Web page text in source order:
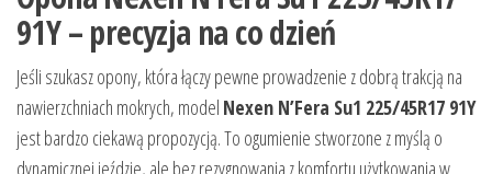
91Y – precyzja na co dzień
Jeśli szukasz opony, która łączy pewne prowadzenie z dobrą trakcją na
nawierzchniach mokrych, model Nexen N’Fera Su1 225/45R17 91Y
jest bardzo ciekawą propozycją. To ogumienie stworzone z myślą o
dynamicznej jeździe, ale bez rezygnowania z komfortu użytkowania w